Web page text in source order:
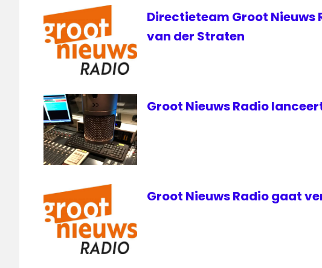
satelliet
Directieteam Groot
van der Straten
Groot Nieuws Radio
Groot Nieuws Radio gaat